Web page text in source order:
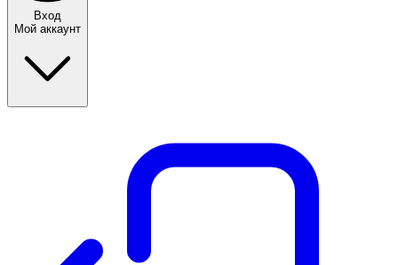
Вход
Мой аккаунт